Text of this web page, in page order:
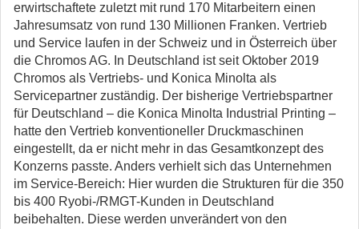
erwirtschaftete zuletzt mit rund 170 Mitarbeitern einen
Jahresumsatz von rund 130 Millionen Franken. Vertrieb
und Service laufen in der Schweiz und in Österreich über
die Chromos AG. In Deutschland ist seit Oktober 2019
Chromos als Vertriebs- und Konica Minolta als
Servicepartner zuständig. Der bisherige Vertriebspartner
für Deutschland – die Konica Minolta Industrial Printing –
hatte den Vertrieb konventioneller Druckmaschinen
eingestellt, da er nicht mehr in das Gesamtkonzept des
Konzerns passte. Anders verhielt sich das Unternehmen
im Service-Bereich: Hier wurden die Strukturen für die 350
bis 400 Ryobi-/RMGT-Kunden in Deutschland
beibehalten. Diese werden unverändert von den